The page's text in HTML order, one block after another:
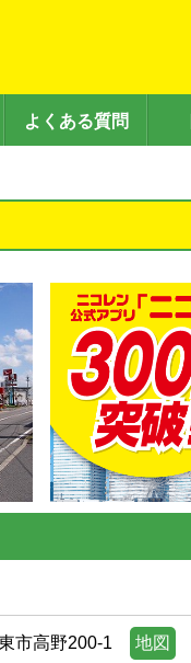
よくある質問
市高野200-1 地図